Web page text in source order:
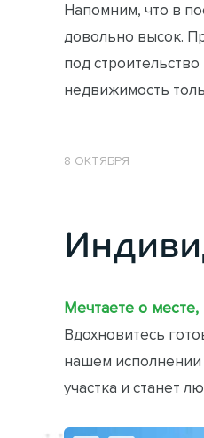
Напомним, что в
довольно высок.
под
недвижимость
8 ОКТЯБРЯ
Мечтаете о месте,
Вдохновитесь
нашем
участка и станет